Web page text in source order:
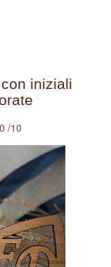
iniziali
/10
Next